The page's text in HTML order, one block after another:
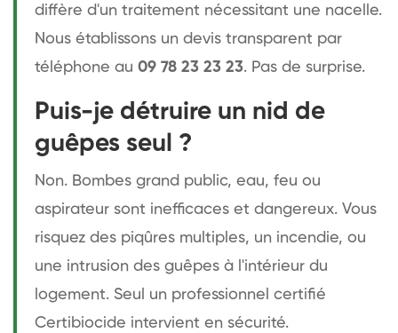
diffère d'un traitement nécessitant une nacelle.
Nous établissons un devis transparent par
téléphone au 09 78 23 23 23. Pas de surprise.
Puis-je détruire un nid de
guêpes seul ?
Non. Bombes grand public, eau, feu ou
aspirateur sont inefficaces et dangereux. Vous
risquez des piqûres multiples, un incendie, ou
une intrusion des guêpes à l'intérieur du
logement. Seul un professionnel certifié
Certibiocide intervient en sécurité.